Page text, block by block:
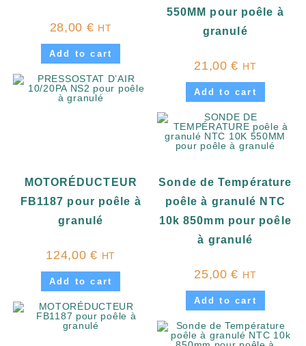
28,00 € HT
Add to cart
550MM pour poêle à
granulé
21,00€ HT
Add to cart
MOTORÉDUCTEUR
FB1187 pour poêle à
granulé
124,00€ HT
Add to cart
Sonde de Température
poêle à granulé NTC
10k 850mm pour poêle
à granulé
25,00€ HT
Add to cart